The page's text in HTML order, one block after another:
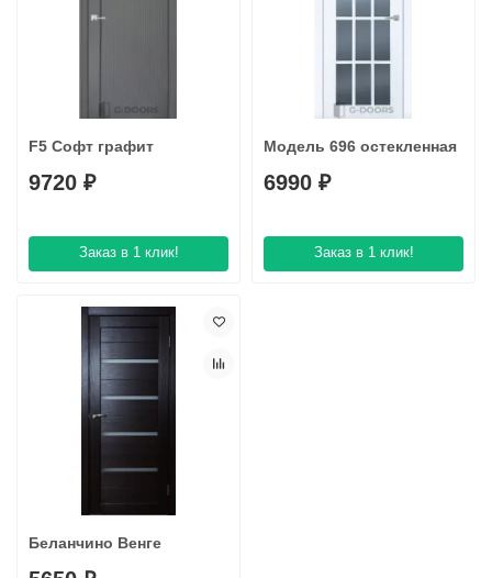
F5 Софт графит
9720 ₽
Заказ в 1 клик!
Модель 696 остекленная
6990 ₽
Заказ в 1 клик!
Беланчино Венге